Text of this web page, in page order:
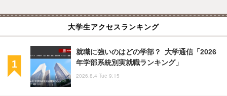
大学生アクセスランキング
就職に強いのはどの学部？ 大学通信「2026
年学部系統別実就職ランキング」
2026.8.4 Tue 9:15